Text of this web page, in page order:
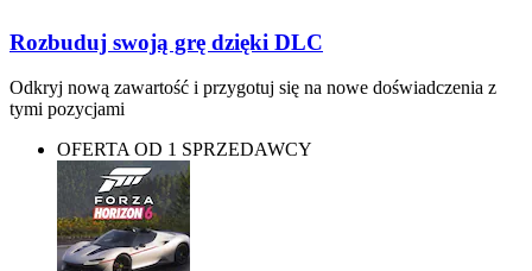
Rozbuduj swoją grę dzięki DLC
Odkryj nową zawartość i przygotuj się na nowe doświadczenia z
tymi pozycjami
OFERTA OD 1 SPRZEDAWCY